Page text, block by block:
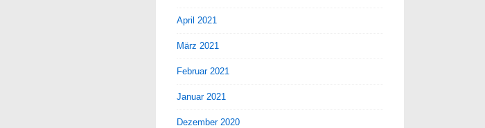
April 2021
März 2021
Februar 2021
Januar 2021
Dezember 2020